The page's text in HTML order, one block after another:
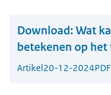
Download: Wat
betekenen op
Artikel 20-12-2024